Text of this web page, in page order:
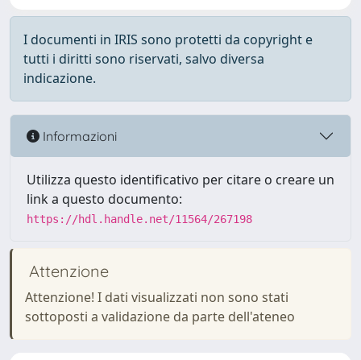
I documenti in IRIS sono protetti da copyright e
tutti i diritti sono riservati, salvo diversa
indicazione.
Informazioni
Utilizza questo identificativo per citare o creare un
link a questo documento:
https://hdl.handle.net/11564/267198
Attenzione
Attenzione! I dati visualizzati non sono stati
sottoposti a validazione da parte dell'ateneo